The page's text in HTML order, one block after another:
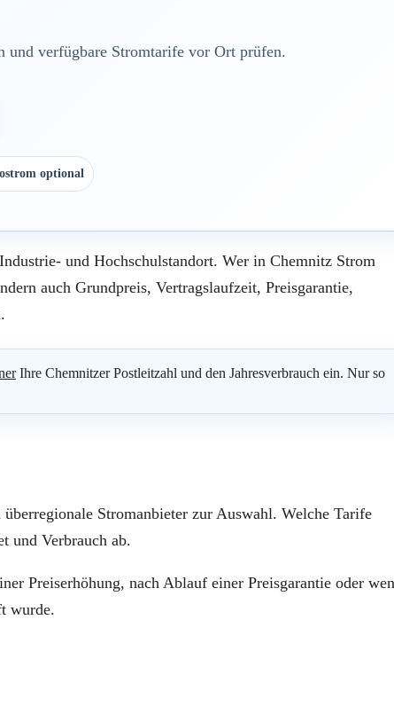
und verfügbare Stromtarife vor Ort prüfen.
optional
und Hochschulstandort. Wer in Chemnitz Strom
auch Grundpreis, Vertragslaufzeit, Preisgarantie,
Ihre Chemnitzer Postleitzahl und den Jahresverbrauch ein. Nur so
Stromanbieter zur Auswahl. Welche Tarife
und Verbrauch ab.
Preiserhöhung, nach Ablauf einer Preisgarantie oder
wurde.